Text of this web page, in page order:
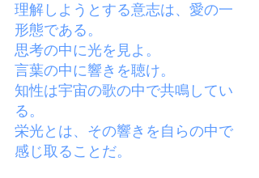
理解しようとする意志は、愛の一
形態である。
思考の中に光を見よ。
言葉の中に響きを聴け。
知性は宇宙の歌の中で共鳴してい
る。
栄光とは、その響きを自らの中で
感じ取ることだ。